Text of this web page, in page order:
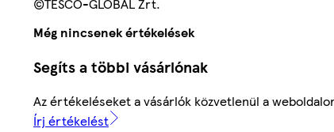
Még nincsenek értékelések
Segíts a többi vásárlónak
Az értékeléseket a vásárlók közvetlenül a
Írj értékelést